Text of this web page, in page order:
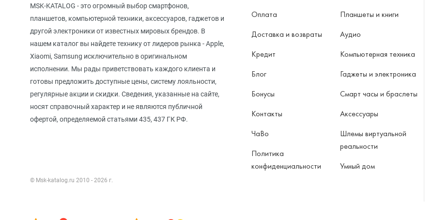
MSK-KATALOG - это огромный выбор смартфонов,
планшетов, компьютерной техники, аксессуаров, гаджетов и
другой электроники от известных мировых брендов. В
нашем каталог вы найдете технику от лидеров рынка - Apple,
Xiaomi, Samsung исключительно в оригинальном
исполнении. Мы рады приветствовать каждого клиента и
готовы предложить доступные цены, систему лояльности,
регулярные акции и скидки. Сведения, указанные на сайте,
носят справочный характер и не являются публичной
офертой, определяемой статьями 435, 437 ГК РФ.
© Msk-katalog.ru 2010 - 2026 г.
Оплата
Доставка и возвраты
Кредит
Блог
Бонусы
Контакты
ЧаВо
Политика
конфиденциальности
Планшеты и книги
Аудио
Компьютерная техника
Гаджеты и электроника
Смарт часы и браслеты
Аксессуары
Шлемы виртуальной
реальности
Умный дом